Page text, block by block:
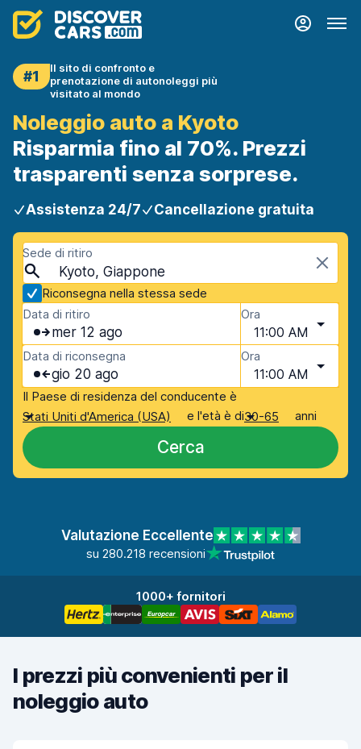
#1
Il sito di confronto e
prenotazione di autonoleggi più
visitato al mondo
Noleggio auto a Kyoto
Risparmia fino al 70%. Prezzi
trasparenti senza sorprese.
Assistenza 24/7 Cancellazione gratuita
Sede di ritiro
Kyoto, Giappone
Riconsegna nella stessa sede
Data di ritiro
mer 12 ago
Ora
11:00 AM
Data di riconsegna
gio 20 ago
Ora
11:00 AM
Il Paese di residenza del conducente è
Stati Uniti d'America (USA)
e l'età è di30-65 anni
Cerca
Valutazione Eccellente
su 280.218 recensioni
1000+ fornitori
I prezzi più convenienti per il
noleggio auto